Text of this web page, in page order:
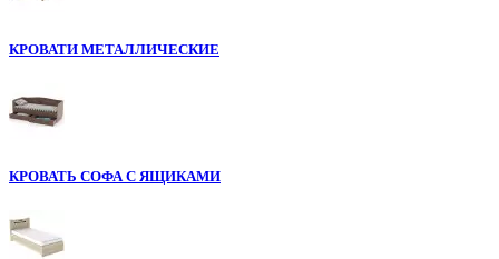
КРОВАТИ МЕТАЛЛИЧЕСКИЕ
КРОВАТЬ СОФА С ЯЩИКАМИ